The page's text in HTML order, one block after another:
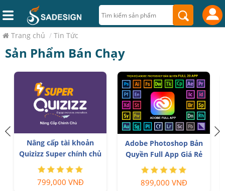
Trang chủ / Tin Tức
Sản Phẩm Bán Chạy
Nâng cấp tài khoản
Quizizz Super chính chủ
799,000 VNĐ
Adobe Photoshop Bản
Quyền Full App Giá Rẻ
899,000 VNĐ